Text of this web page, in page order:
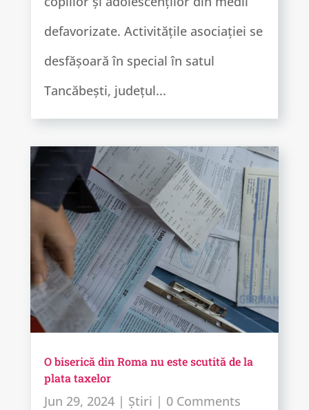
defavorizate. Activitățile asociației se
desfășoară în special în satul
Tancăbești, județul...
O biserică din Roma nu este scutită de la
plata taxelor
Jun 29, 2024| Știri | 0 Comments